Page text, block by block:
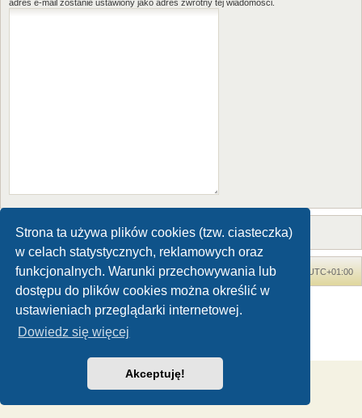
Strona ta używa plików cookies (tzw. ciasteczka)
w celach statystycznych, reklamowych oraz
funkcjonalnych. Warunki przechowywania lub
dostępu do plików cookies można określić w
ustawieniach przeglądarki internetowej.
Dowiedz się więcej
Akceptuję!
adres e-mail zostanie ustawiony jako adres zwrotny tej wiadomości.
Forum Dinozaury.com Strona główna Strefa czasowa UTC+01:00
Technologię dostarczaphpBB® Forum Software © phpBB Limited
Polski pakiet językowy dostarcza